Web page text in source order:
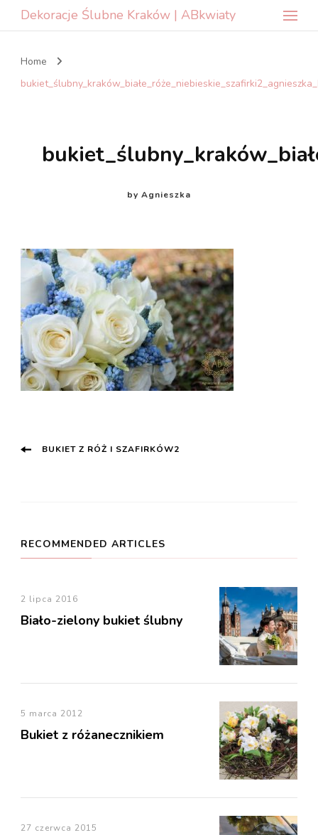
Dekoracje Ślubne Kraków | ABkwiaty
Home
by Agnieszka
Post
BUKIET Z RÓŻ I SZAFIRKÓW2
RECOMMENDED ARTICLES
2 lipca 2016
Biało-zielony bukiet ślubny
5 marca 2012
Bukiet z różanecznikiem
27 czerwca 2015